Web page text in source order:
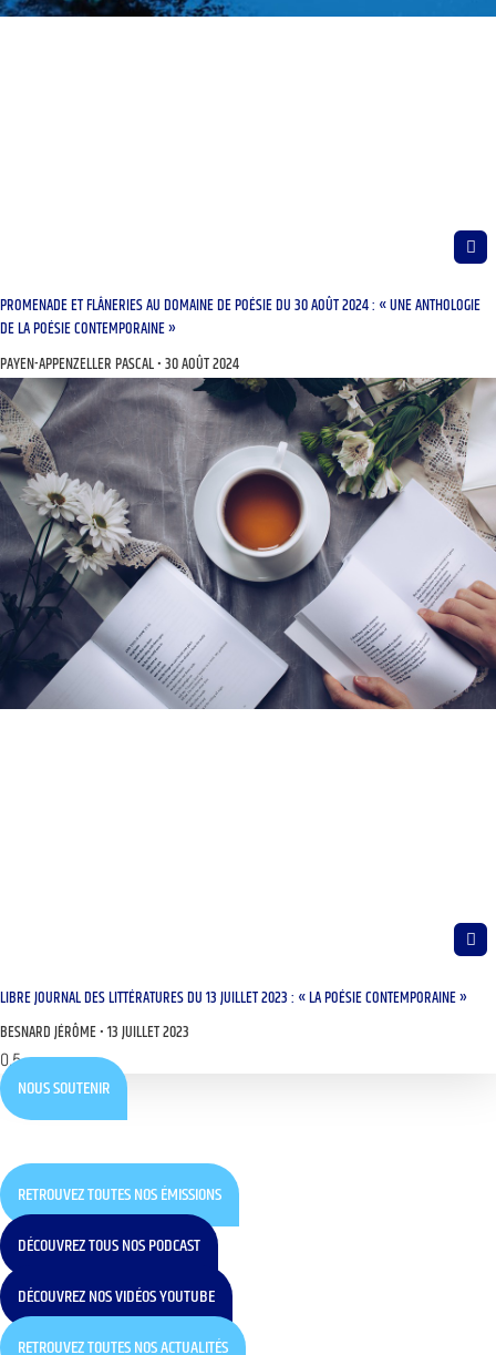
PROMENADE ET FLÂNERIES AU DOMAINE DE POÉSIE DU 30 AOÛT 2024 : « UNE ANTHOLOGIE
DE LA POÉSIE CONTEMPORAINE »
PAYEN-APPENZELLER PASCAL 30 AOÛT 2024
LIBRE JOURNAL DES LITTÉRATURES DU 13 JUILLET 2023 : « LA POÉSIE CONTEMPORAINE »
BESNARD JÉRÔME 13 JUILLET 2023
NOUS SOUTENIR
RETROUVEZ TOUTES NOS ÉMISSIONS
DÉCOUVREZ TOUS NOS PODCAST
DÉCOUVREZ NOS VIDÉOS YOUTUBE
RETROUVEZ TOUTES NOS ACTUALITÉS